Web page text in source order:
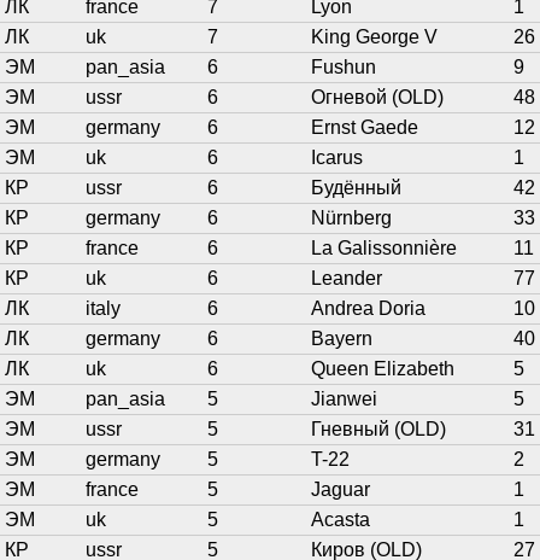
ЛК
france 7 Lyon
1
ЛК
uk 7 King George V
26
ЭМ
pan_asia 6 Fushun
9
ЭМ
ussr 6 Огневой (OLD)
48
ЭМ
germany 6 Ernst Gaede
12
ЭМ
uk 6 Icarus
1
КР
ussr 6 Будённый
42
КР
germany 6 Nürnberg
33
КР
france 6 La Galissonnière
11
КР
uk 6 Leander
77
ЛК
italy 6 Andrea Doria
10
ЛК
germany 6 Bayern
40
ЛК
uk 6 Queen Elizabeth
5
ЭМ
pan_asia 5 Jianwei
5
ЭМ
ussr 5 Гневный (OLD)
31
ЭМ
germany 5 T-22
2
ЭМ
france 5 Jaguar
1
ЭМ
uk 5 Acasta
1
КР
ussr 5 Киров (OLD) 27